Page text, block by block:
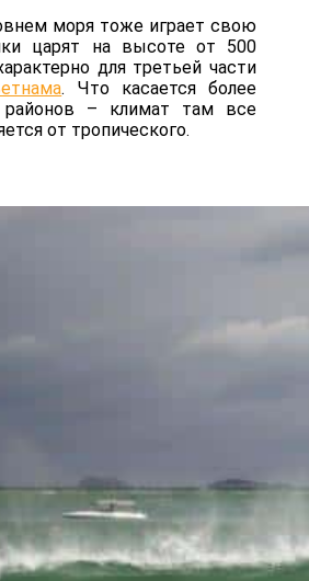
моря тоже играет свою
царят на высоте от 500
для третьей части
. Что касается более
– климат там все
от тропического.